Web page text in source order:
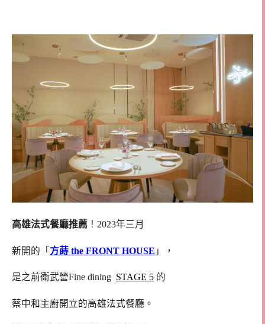
高雄法式餐廳推薦 ！2023年三月
新開的「 方蒔 the FRONT HOUSE 」，
是之前衛武營Fine dining STAGE 5 的
蔡中和主廚開立的高雄法式餐廳。